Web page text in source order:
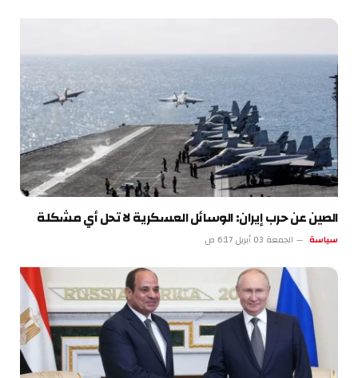
الصين عن حرب إيران: الوسائل العسكرية لا تحل أي مشكلة
سياسة الجمعة 03 أبريل 6:17 ص